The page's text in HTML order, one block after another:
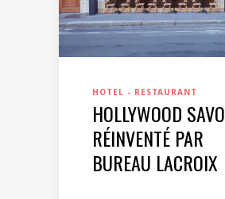
HOTEL - RESTAURANT
HOLLYWOOD
RÉINVENTÉ PAR
BUREAU LACROIX